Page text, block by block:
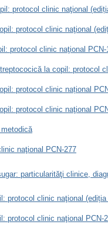
protocol clinic naţional
protocol clinic naţional
protocol clinic naţional PCN-
la copil: protocol
protocol clinic național
protocol clinic naţional
naţional PCN-277
particularităţi clinice,
protocol clinic naţional
protocol clinic naţional PCN-